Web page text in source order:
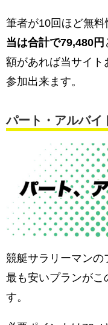
筆者が10回ほど無料
当は合計で79,480円
額があれば当サイト
参加出来ます。
パート・アルバイ
競艇サラリーマンの
最も安いプランがこ
す。